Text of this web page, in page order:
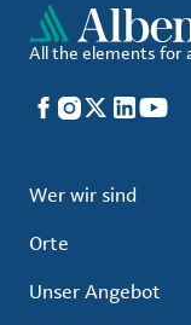
All the elements for
Facebook
Instagram
X LinkedIn
Wer wir sind
Orte
Unser Angebot